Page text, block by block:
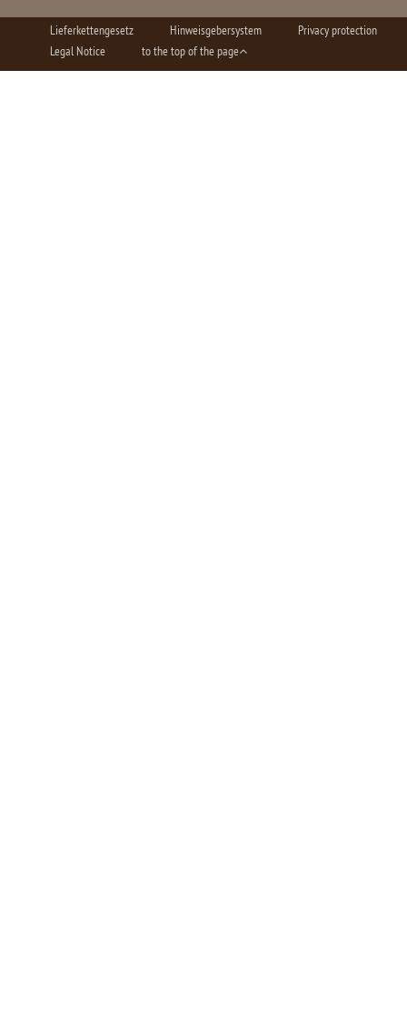
Lieferkettengesetz Hinweisgebersystem
Privacy protection
Legal Notice
to the top of the page